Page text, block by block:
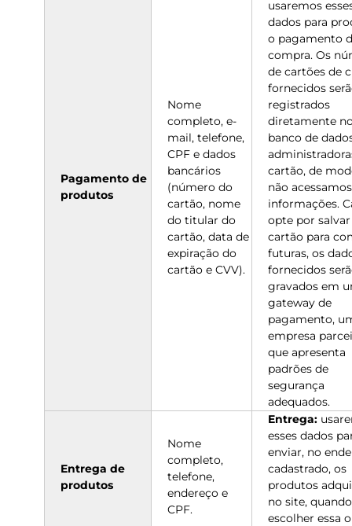
Pagamento de
produtos
Nome
completo, e-
mail, telefone,
CPF e dados
bancários
(número do
cartão, nome
do titular do
cartão, data de
expiração do
cartão e CVV).
usaremos
dados para
o pagamento
compra. Os
de cartões de
fornecidos
registrados
diretamente
banco de
cartão, de
não
informações.
opte por
cartão para
futuras, os
fornecidos
gravados em
gateway de
pagamento,
empresa
que apresenta
padrões de
segurança
adequados.
Entrega de
produtos
Nome
completo,
telefone,
endereço e
CPF.
Entrega:
esses dados
enviar, no
cadastrado, os
produtos
no site,
escolher essa